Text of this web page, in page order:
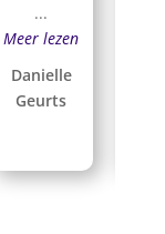
...
Meer lezen
Danielle
Geurts